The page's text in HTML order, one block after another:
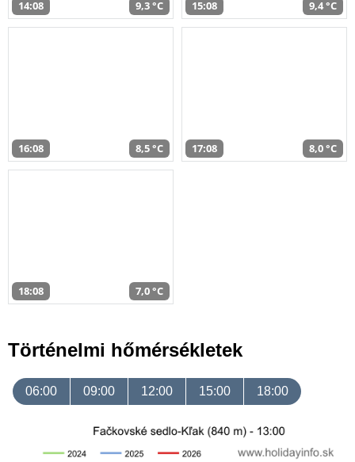
14:08 9,3 °C 15:08 9,4 °C
16:08 8,5 °C 17:08 8,0 °C
18:08 7,0 °C
Történelmi hőmérsékletek
06:00 09:00 12:00 15:00 18:00